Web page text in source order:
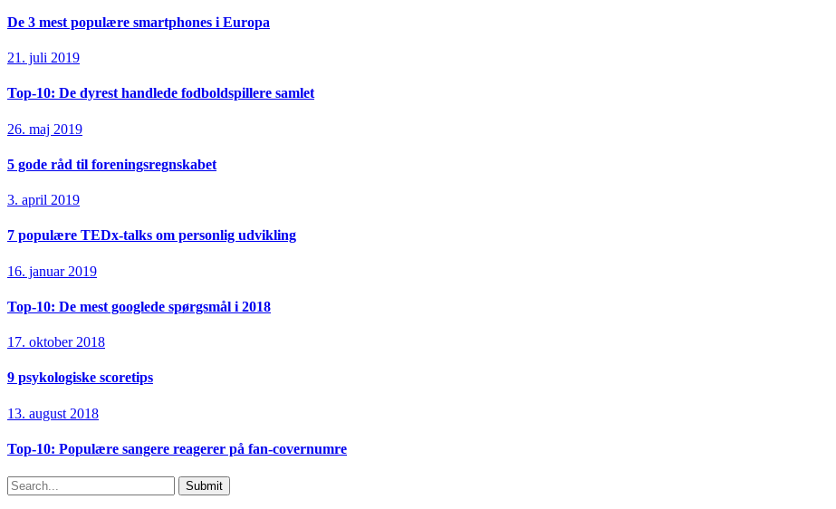
De 3 mest populære smartphones i Europa
21. juli 2019
Top-10: De dyrest handlede fodboldspillere samlet
26. maj 2019
5 gode råd til foreningsregnskabet
3. april 2019
7 populære TEDx-talks om personlig udvikling
16. januar 2019
Top-10: De mest googlede spørgsmål i 2018
17. oktober 2018
9 psykologiske scoretips
13. august 2018
Top-10: Populære sangere reagerer på fan-covernumre
Submit